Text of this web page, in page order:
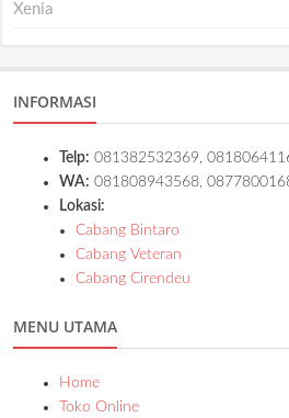
Xenia
INFORMASI
Telp: 081382532369,
WA: 081808943568,
Lokasi:
Cabang Bintaro
Cabang Veteran
Cabang Cirendeu
MENU UTAMA
Home
Toko Online